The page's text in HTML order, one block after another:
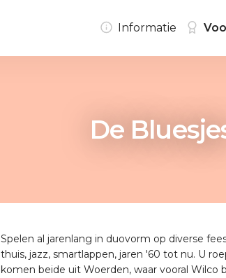
De
Spelen al jarenlang in duovorm op diverse
thuis, jazz, smartlappen, jaren '60 tot nu. U
komen beide uit Woerden, waar vooral Wilco
Informatie